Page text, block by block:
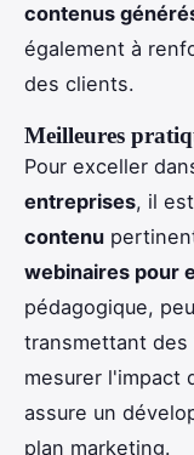
contenus
également à
des clients.
Meilleures
Pour exceller
entreprises, il
contenu
webinaires pour
pédagogique,
transmettant des
mesurer l'impact
assure un
plan marketing.